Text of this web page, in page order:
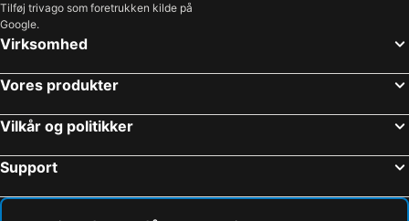
Tilføj trivago som foretrukken kilde på
Google.
Virksomhed
Vores produkter
Vilkår og politikker
Support